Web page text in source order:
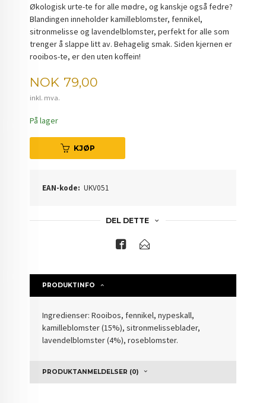
Økologisk urte-te for alle mødre, og kanskje også fedre?
Blandingen inneholder kamilleblomster, fennikel,
sitronmelisse og lavendelblomster, perfekt for alle som
trenger å slappe litt av. Behagelig smak. Siden kjernen er
rooibos-te, er den uten koffein!
Pris
NOK 79,00
inkl. mva.
På lager
KJØP
EAN-kode: UKV051
DEL DETTE
PRODUKTINFO
Ingredienser: Rooibos, fennikel, nypeskall,
kamilleblomster (15%), sitronmelisseblader,
lavendelblomster (4%), roseblomster.
PRODUKTANMELDELSER (0)